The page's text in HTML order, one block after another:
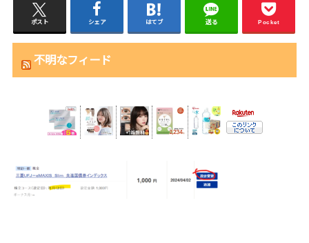
ポスト シェア はてブ 送る Pocket
不明なフィード